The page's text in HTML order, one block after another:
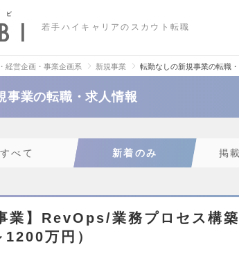
若手ハイキャリアのスカウト転職
経営企画・事業企画系 新規事業 転勤なしの新規事業の転職
事業の転職・求人情報
すべて 新着のみ 掲
業】RevOps/業務プロセス構
万円）